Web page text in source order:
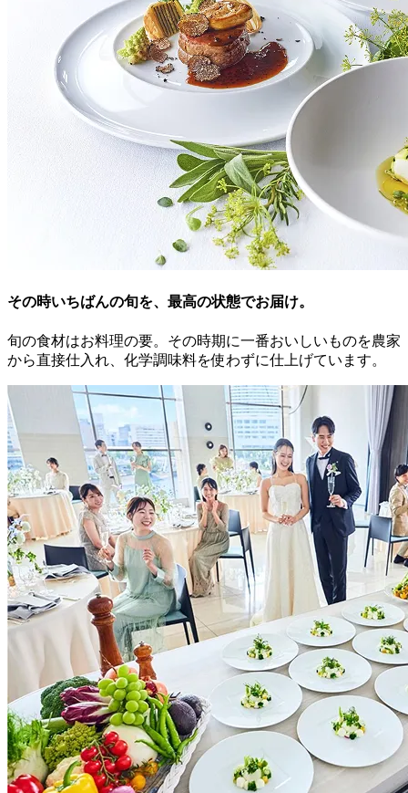
その時いちばんの旬を、 最高の状態でお届け。
旬の食材はお料理の要。その時期に一番おいしいものを農家
から直接仕入れ、化学調味料を使わずに仕上げています。